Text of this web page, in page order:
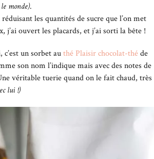
monde).
les quantités de sucre que l’on met
j’ai ouvert les placards, et j’ai sorti la bête !
un sorbet authé Plaisir chocolat-théde
son nom l’indique mais avec des notes de
véritable tuerie quand on le fait chaud, très
lui !)